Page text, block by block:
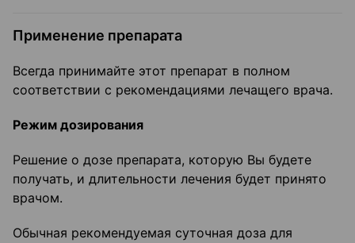
Применение препарата
Всегда принимайте этот препарат в полном
соответствии с рекомендациями лечащего врача.
Режим дозирования
Решение о дозе препарата, которую Вы будете
получать, и длительности лечения будет принято
врачом.
Обычная рекомендуемая суточная доза для